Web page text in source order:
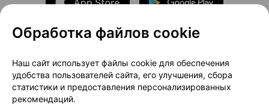
О проекте
Новости проекта
Размещение рекламы
Медицинский маркетинг
Публичный договор
Доставка
Обработка файлов cookie
Наш сайт использует файлы cookie для обеспечения
удобства пользователей сайта, его улучшения, сбора
статистики и предоставления персонализированных
рекомендаций.